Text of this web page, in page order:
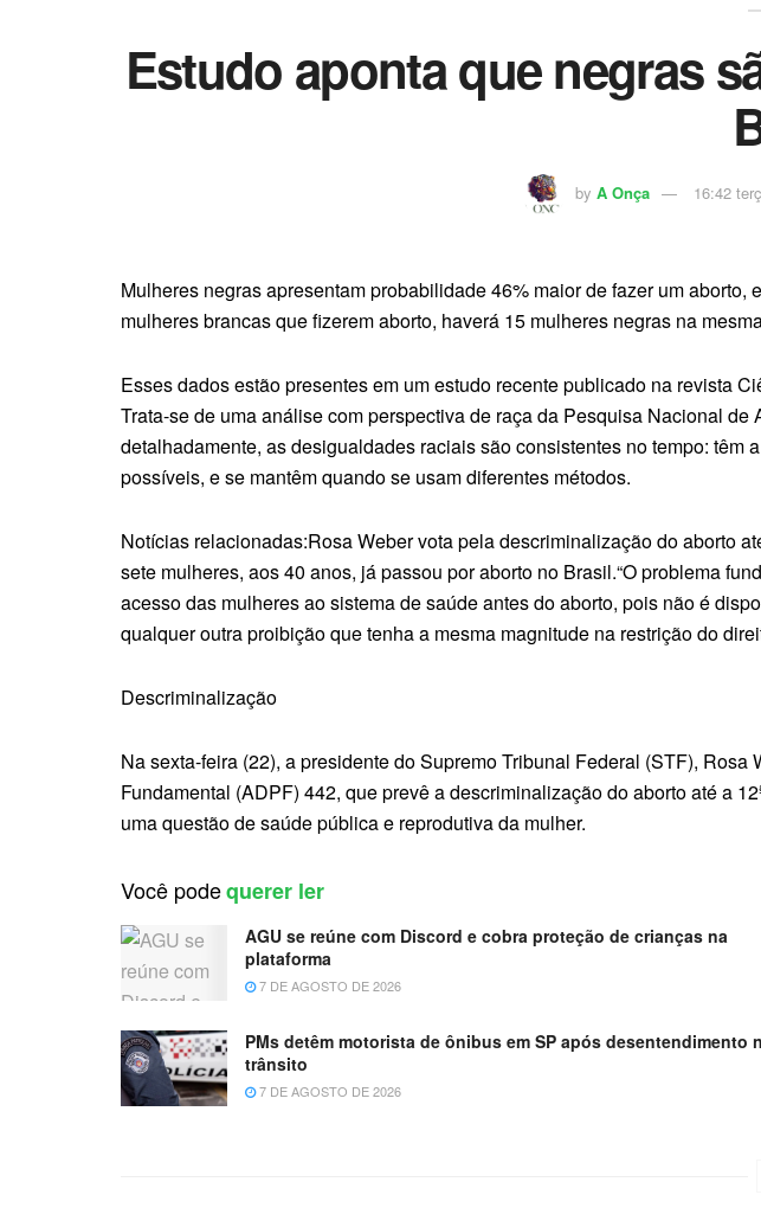
Estudo aponta que negras
by A Onça 16:42
Mulheres negras apresentam probabilidade 46% maior de fazer um
mulheres brancas que fizerem aborto, haverá 15 mulheres negras na
Esses dados estão presentes em um estudo recente publicado na revista
Trata-se de uma análise com perspectiva de raça da Pesquisa Nacional
detalhadamente, as desigualdades raciais são consistentes no tempo:
possíveis, e se mantêm quando se usam diferentes métodos.
Notícias relacionadas:Rosa Weber vota pela descriminalização do aborto
sete mulheres, aos 40 anos, já passou por aborto no Brasil.“O problema
acesso das mulheres ao sistema de saúde antes do aborto, pois não é
qualquer outra proibição que tenha a mesma magnitude na restrição do
Descriminalização
Na sexta-feira (22), a presidente do Supremo Tribunal Federal (STF),
Fundamental (ADPF) 442, que prevê a descriminalização do aborto até a
uma questão de saúde pública e reprodutiva da mulher.
Você podequerer ler
AGU se reúne com Discord e cobra proteção de crianças na
plataforma
7 DE AGOSTO DE 2026
PMs detêm motorista de ônibus em SP após desentendimento
trânsito
7 DE AGOSTO DE 2026